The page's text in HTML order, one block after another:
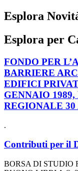
Esplora
Esplora per
FONDO PER
BARRIERE
EDIFICI
GENNAIO
REGIONALE 30
.
Contributi per il
BORSA DI STUDIO